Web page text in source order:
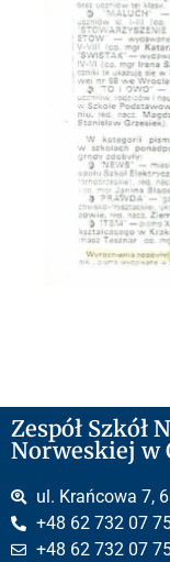
Zespół Szkół
Norweskiej w
ul. Krańcowa 7,
+48 62 732 07
+48 62 732 07